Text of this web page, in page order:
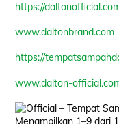
https://
www.daltonbrand.com
https://
www.dalton-
Menampilkan 1–9 dari